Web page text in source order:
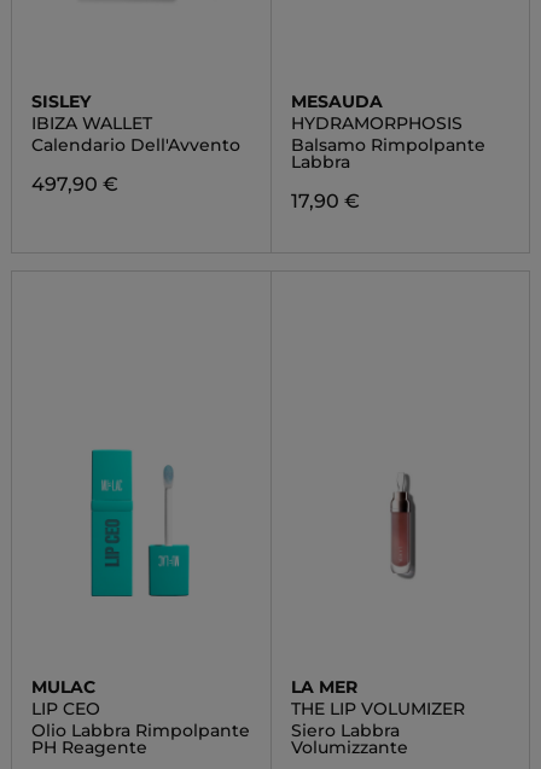
SISLEY
IBIZA WALLET
Calendario Dell'Avvento
497,90 €
MESAUDA
HYDRAMORPHOSIS
Balsamo Rimpolpante
Labbra
17,90 €
MULAC
LIP CEO
Olio Labbra Rimpolpante
PH Reagente
LA MER
THE LIP VOLUMIZER
Siero Labbra
Volumizzante